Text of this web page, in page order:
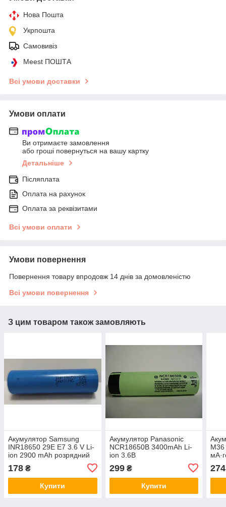
Нова Пошта
Укрпошта
Самовивіз
Meest ПОШТА
Всі умови доставки
Умови оплати
Ви отримаєте замовлення
або гроші повернуться на вашу картку
Детальніше
Післяплата
Оплата на рахунок
Оплата за реквізитами
Всі умови оплати
Умови повернення
Повернення товару впродовж 14 днів за домовленістю
Всі умови повернення
З цим товаром також замовляють
Акумулятор Samsung
INR18650 29E E7 3.6 V Li-
ion 2900 mAh розрядний
178 ₴
Купити
Акумулятор Panasonic
NCR18650B 3400mAh Li-
ion 3.6В
299₴
Купити
274